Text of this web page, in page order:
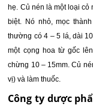
hẹ. Củ nén là một loại cỏ
biệt. Nó nhỏ, mọc
thường có 4 – 5 lá, dài
một cọng hoa từ gốc
chừng 10 – 15mm. Củ
vị) và làm thuốc.
Công ty dược